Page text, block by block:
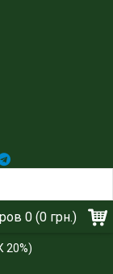
0 (0 грн.)
20%)